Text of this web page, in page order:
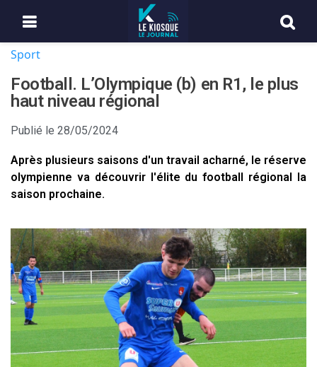
Sport
Football. L’Olympique (b) en R1, le plus
haut niveau régional
Publié le 28/05/2024
Après plusieurs saisons d'un travail acharné, le réserve
olympienne va découvrir l'élite du football régional la
saison prochaine.